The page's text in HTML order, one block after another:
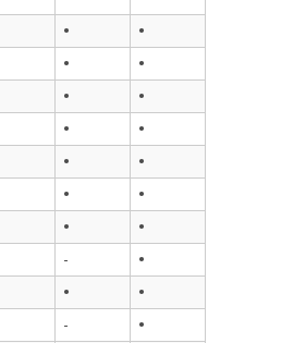
• •
• •
• •
• •
• •
• •
• •
- •
• •
- •